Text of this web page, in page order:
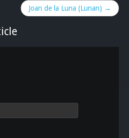
Joan de la Luna (Lunan) →